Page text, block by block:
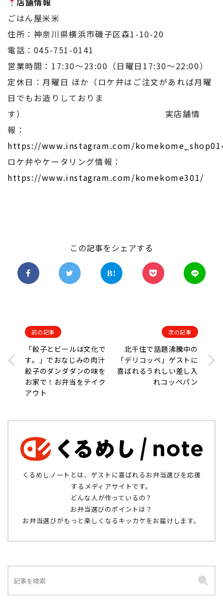
ごはん屋米米
住所：神奈川県横浜市磯子区森1-10-20
電話：045-751-0141
営業時間：17:30～23:00（日曜日17:30～22:00）
定休日：月曜日 ほか（ロケ弁はご注文があれば月曜
日でもお造りしておりま
す） 実店舗情
報：
https://www.instagram.com/
ロケ弁やケータリング情報：
https://www.instagram.com/komekome301/
この記事をシェアする
前の記事
「餃子とビールは文化で
す。」でおなじみの肉汁
餃子のダンダダンの味を
お家で！お弁当をテイク
アウト
次の記事
北千住で話題沸騰中の
「デリコッペ」ゲストに
喜ばれるうれしい差し入
れコッペパン
くるめしノートとは、ゲストに喜ばれるお弁当選びを応援
するメディアサイトです。
どんな人が作っているの？
お弁当選びのポイントは？
お弁当選びがもっと楽しくなるキッカケをお届けします。